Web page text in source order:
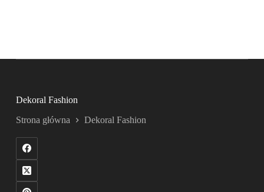
Dekoral Fashion
Strona główna Dekoral Fashion